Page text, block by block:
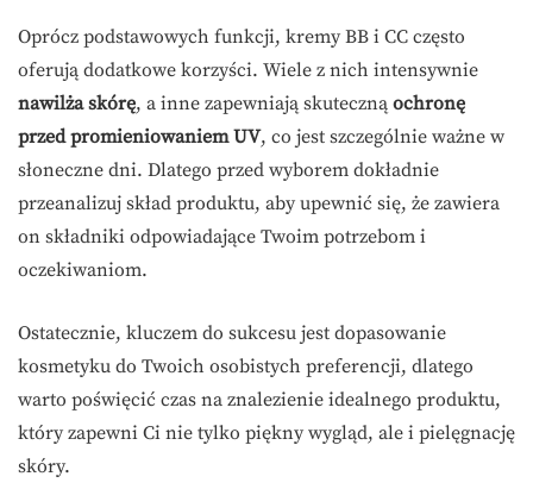
Oprócz podstawowych funkcji, kremy BB i CC często
oferują dodatkowe korzyści. Wiele z nich intensywnie
nawilża skórę, a inne zapewniają skuteczną ochronę
przed promieniowaniem UV, co jest szczególnie ważne w
słoneczne dni. Dlatego przed wyborem dokładnie
przeanalizuj skład produktu, aby upewnić się, że zawiera
on składniki odpowiadające Twoim potrzebom i
oczekiwaniom.
Ostatecznie, kluczem do sukcesu jest dopasowanie
kosmetyku do Twoich osobistych preferencji, dlatego
warto poświęcić czas na znalezienie idealnego produktu,
który zapewni Ci nie tylko piękny wygląd, ale i pielęgnację
skóry.